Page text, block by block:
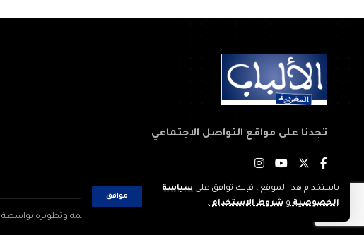
باستخدام هذا الموقع ، فإنك توافق على سياسة
الخصوصيةو شروط الاستخدام.
موافق
تجدنا على مواقع التواصل الاجتماعي